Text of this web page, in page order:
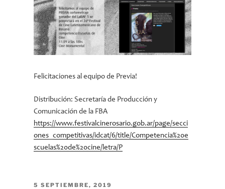
Felicitaciones al equipo de Previa!
Distribución: Secretaría de Producción y
Comunicación de la FBA
https://www.festivalcinerosario.gob.ar/page/secci
ones_competitivas/idcat/6/title/Competencia%20e
scuelas%20de%20cine/letra/P
PUBLICADO
5 SEPTIEMBRE, 2019